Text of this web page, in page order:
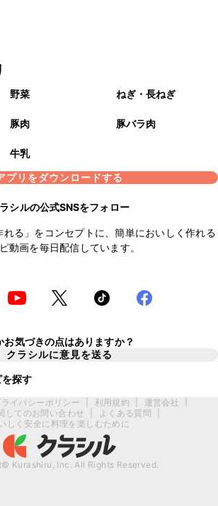
野菜 ねぎ・長ねぎ
豚肉 豚バラ肉
牛乳
プリをダウンロードする
シルの公式SNSをフォロー
れる」をコンセプトに、簡単においしく作れる
動画を毎日配信しています。
お気づきの点はありますか？
クラシルに意見を送る
探す
イバシーポリシー 利用規約 運営会社
してのお問い合わせ
よくある質問
しく安全に料理を楽しむために
Kurashiru, Inc. All Rights Reserved.